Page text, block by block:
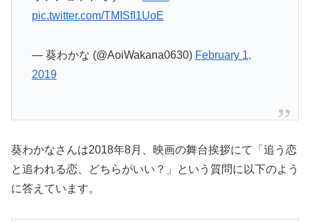
pic.twitter.com/TMISfI1UoE
— 葵わかな (@AoiWakana0630) February 1,
2019
葵わかなさんは2018年8月、映画の舞台挨拶にて「追う恋
と追われる恋、どちらがいい？」という質問に以下のよう
に答えています。